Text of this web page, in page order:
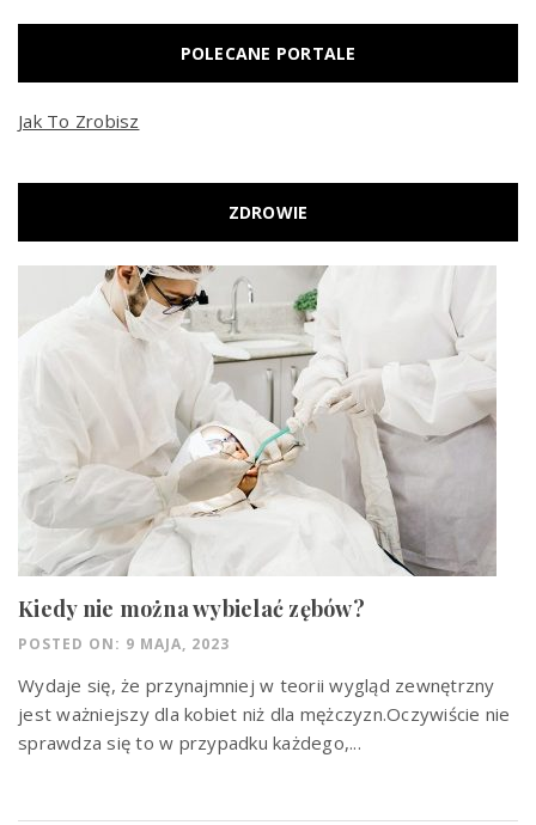
POLECANE PORTALE
Jak To Zrobisz
ZDROWIE
Kiedy nie można wybielać zębów?
POSTED ON: 9 MAJA, 2023
Wydaje się, że przynajmniej w teorii wygląd zewnętrzny
jest ważniejszy dla kobiet niż dla mężczyzn.Oczywiście nie
sprawdza się to w przypadku każdego,...